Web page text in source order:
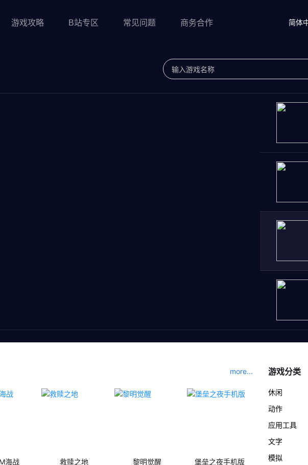
游戏攻略 B站专区 常见问题 商务合作 简体
more...
海战 救赎之地 黎明觉醒 堡垒之夜手机版
游戏分类
休闲
动作
应用工具
文字
模拟